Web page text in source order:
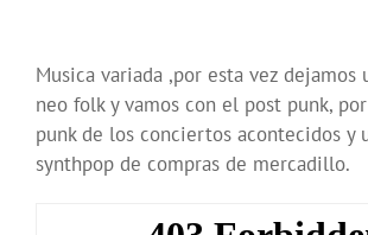
Musica variada ,por esta vez
neo folk y vamos con el post punk,
punk de los conciertos acontecidos y
synthpop de compras de mercadillo.